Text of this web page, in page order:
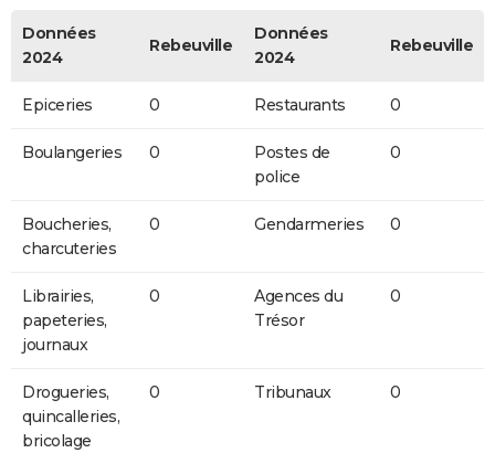
Données
2024
Rebeuville
Données
2024
Rebeuville
Epiceries 0 Restaurants 0
Boulangeries 0
Postes de
police
0
Boucheries,
charcuteries
0 Gendarmeries 0
Librairies,
papeteries,
journaux
0
Agences du
Trésor
0
Drogueries,
quincalleries,
bricolage
0 Tribunaux 0